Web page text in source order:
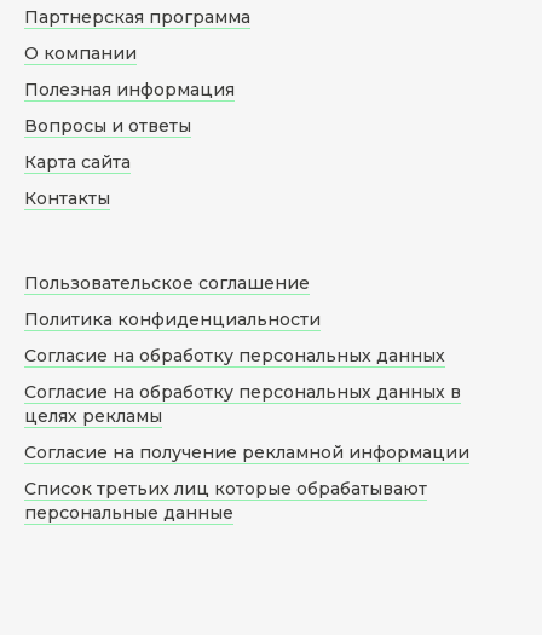
Партнерская программа
О компании
Полезная информация
Вопросы и ответы
Карта сайта
Контакты
Пользовательское соглашение
Политика конфиденциальности
Согласие на обработку персональных данных
Согласие на обработку персональных данных в
целях рекламы
Согласие на получение рекламной информации
Список третьих лиц которые обрабатывают
персональные данные